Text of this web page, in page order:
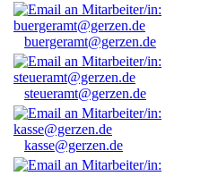
buergeramt@gerzen.de
steueramt@gerzen.de
kasse@gerzen.de